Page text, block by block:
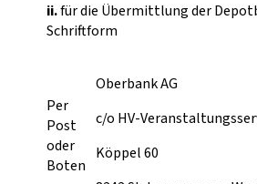
ii.für die Übermittlung der
Schriftform
Per
Post
oder
Boten
Oberbank AG
c/o HV-
Köppel 60